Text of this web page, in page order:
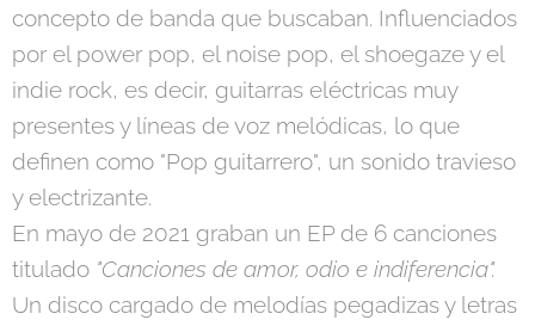
concepto de banda que buscaban. Influenciados
por el power pop, el noise pop, el shoegaze y el
indie rock, es decir, guitarras eléctricas muy
presentes y líneas de voz melódicas, lo que
definen como "Pop guitarrero", un sonido travieso
y electrizante.
En mayo de 2021 graban un EP de 6 canciones
titulado "Canciones de amor, odio e indiferencia".
Un disco cargado de melodías pegadizas y letras